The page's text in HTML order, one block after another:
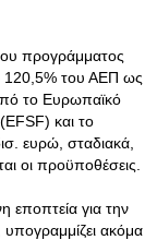
προγράμματος
120,5% του ΑΕΠ ως
το Ευρωπαϊκό
και το
ευρώ, σταδιακά,
οι προϋποθέσεις.
εποπτεία για την
ακόμα